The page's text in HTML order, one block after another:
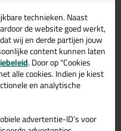
Frencken
van alle vormen
exotische houtsoorten op
zuigende als niet zuigende
parket met tand en
technieken. Naast
de website goed werkt,
wij en derde partijen jouw
content kunnen laten
. Door op "Cookies
alle cookies. Indien je kiest
en analytische
advertentie-ID’s voor